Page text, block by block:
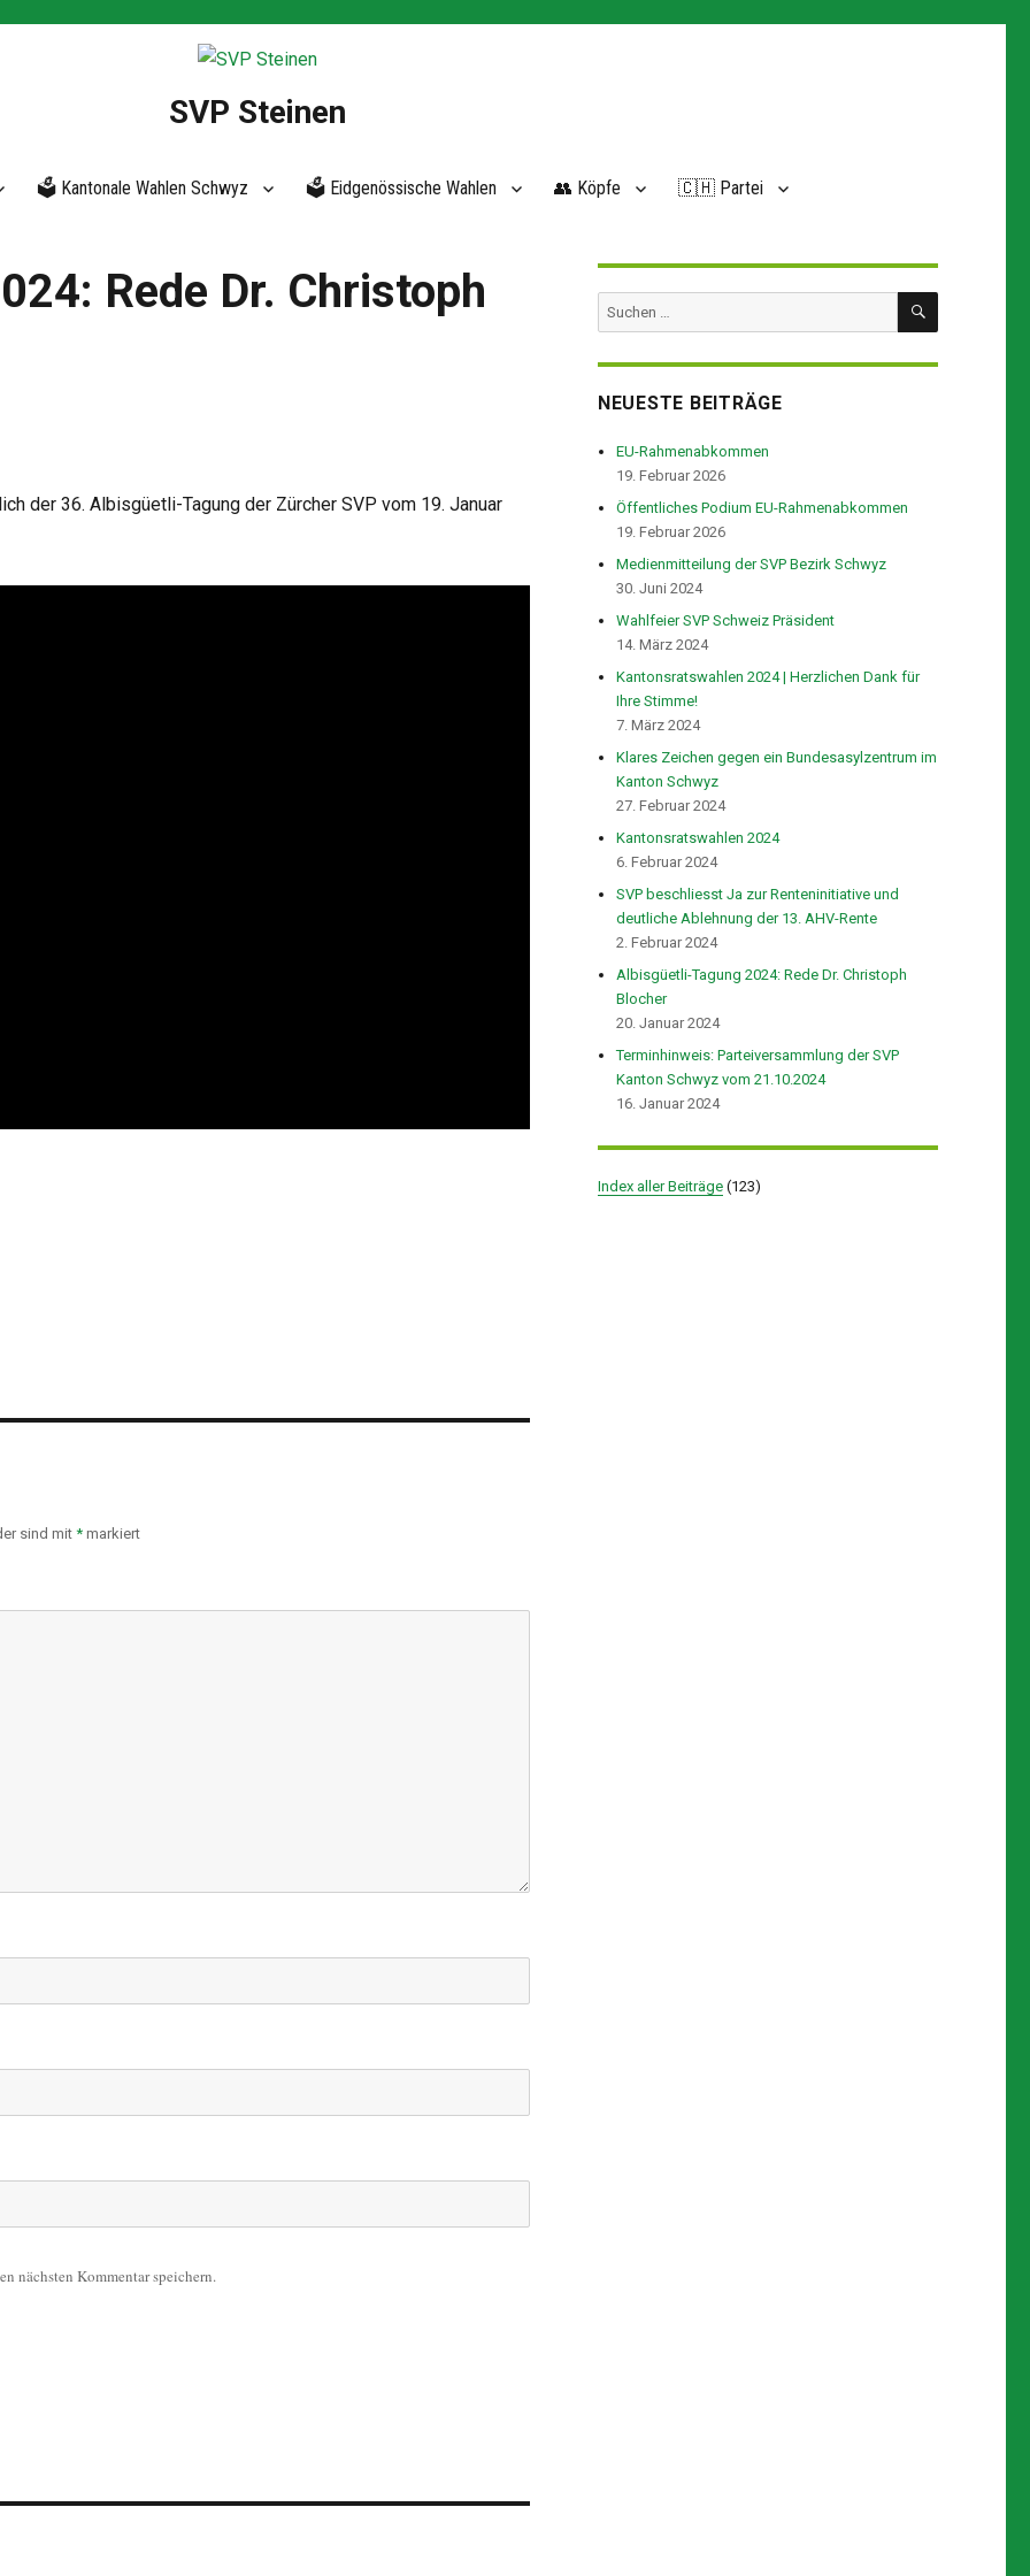
SVP Steinen
🗳 Kantonale Wahlen Schwyz 🗳 Eidgenössische Wahlen 👥 Köpfe 🇨🇭 Partei
Rede Dr. Christoph
der 36. Albisgüetli-Tagung der Zürcher SVP vom 19. Januar
sind mit* markiert
nächsten Kommentar speichern.
Suchen
SUCHEN
NEUESTE BEITRÄGE
EU-Rahmenabkommen
19. Februar 2026
Öffentliches Podium EU-Rahmenabkommen
19. Februar 2026
Medienmitteilung der SVP Bezirk Schwyz
30. Juni 2024
Wahlfeier SVP Schweiz Präsident
14. März 2024
Kantonsratswahlen 2024 | Herzlichen Dank für
Ihre Stimme!
7. März 2024
Klares Zeichen gegen ein Bundesasylzentrum im
Kanton Schwyz
27. Februar 2024
Kantonsratswahlen 2024
6. Februar 2024
SVP beschliesst Ja zur Renteninitiative und
deutliche Ablehnung der 13. AHV-Rente
2. Februar 2024
Albisgüetli-Tagung 2024: Rede Dr. Christoph
Blocher
20. Januar 2024
Terminhinweis: Parteiversammlung der SVP
Kanton Schwyz vom 21.10.2024
16. Januar 2024
Index aller Beiträge(123)